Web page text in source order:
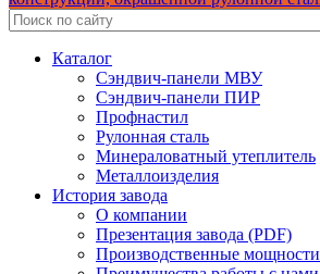
Каталог
Сэндвич-панели МВУ
Сэндвич-панели ПИР
Профнастил
Рулонная сталь
Минераловатный утеплитель
Металлоизделия
История завода
О компании
Презентация завода (PDF)
Производственные мощности